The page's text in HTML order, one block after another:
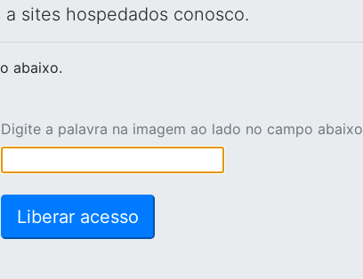
sites hospedados conosco.
abaixo.
Digite a palavra na imagem ao lado no campo abaixo